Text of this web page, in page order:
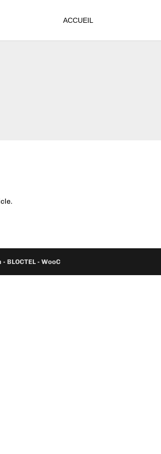
ACCUEIL
BLOCTEL -WooC